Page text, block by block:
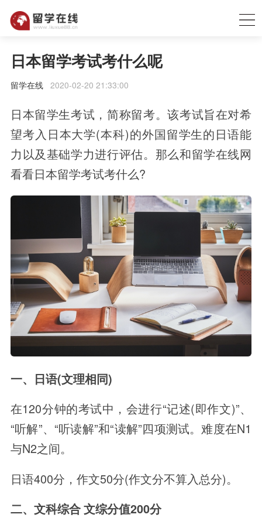
日本留学考试考什么呢
留学在线2020-02-20 21:33:00
日本留学生考试，简称留考。该考试旨在对希
望考入日本大学(本科)的外国留学生的日语能
力以及基础学力进行评估。那么和留学在线网
看看日本留学考试考什么?
一、日语(文理相同)
在120分钟的考试中，会进行“记述(即作文)”、
“听解”、“听读解”和“读解”四项测试。难度在N1
与N2之间。
日语400分，作文50分(作文分不算入总分)。
二、文科综合 文综分值200分